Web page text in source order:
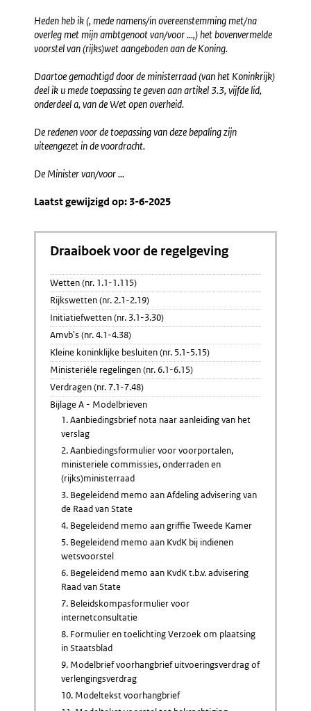
Heden heb ik (, mede namens/in overeenstemming met/na
overleg met mijn ambtgenoot van/voor ...,) het bovenvermelde
voorstel van (rijks)wet aangeboden aan de Koning.
Daartoe gemachtigd door de ministerraad (van het Koninkrijk)
deel ik u mede toepassing te geven aan artikel 3.3, vijfde lid,
onderdeel a, van de Wet open overheid.
De redenen voor de toepassing van deze bepaling zijn
uiteengezet in de voordracht.
De Minister van/voor ...
Laatst gewijzigd op: 3-6-2025
Draaiboek voor de regelgeving
Wetten (nr. 1.1-1.115)
Rijkswetten (nr. 2.1-2.19)
Initiatiefwetten (nr. 3.1-3.30)
Amvb's (nr. 4.1-4.38)
Kleine koninklijke besluiten (nr. 5.1-5.15)
Ministeriële regelingen (nr. 6.1-6.15)
Verdragen (nr. 7.1-7.48)
Bijlage A - Modelbrieven
1. Aanbiedingsbrief nota naar aanleiding van het
verslag
2. Aanbiedingsformulier voor voorportalen,
ministeriele commissies, onderraden en
(rijks)ministerraad
3. Begeleidend memo aan Afdeling advisering van
de Raad van State
4. Begeleidend memo aan griffie Tweede Kamer
5. Begeleidend memo aan KvdK bij indienen
wetsvoorstel
6. Begeleidend memo aan KvdK t.b.v. advisering
Raad van State
7. Beleidskompasformulier voor
internetconsultatie
8. Formulier en toelichting Verzoek om plaatsing
in Staatsblad
9. Modelbrief voorhangbrief uitvoeringsverdrag of
verlengingsverdrag
10. Modeltekst voorhangbrief